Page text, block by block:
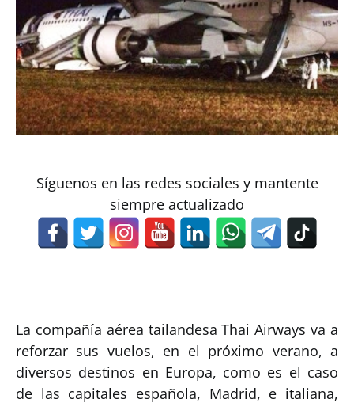
Síguenos en las redes sociales y mantente
siempre actualizado
La compañía aérea tailandesa Thai Airways va a
reforzar sus vuelos, en el próximo verano, a
diversos destinos en Europa, como es el caso
de las capitales española, Madrid, e italiana,